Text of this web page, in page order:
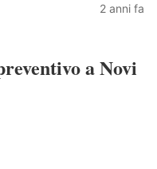
2 anni fa
a Novi